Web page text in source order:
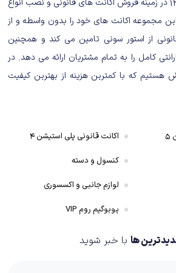
وارز جدای: فالن اوردر را ارزشمند کرده، داستان‌سرایی
حالی است که در نیمه دوم، شاهد روایتی سریع‌تر و
بعد، شخصیت‌پردازی کاراکترهای بازی است. کال
راه‌اندازی کنند.
گذشته و خاطرات بد خود است و در این مسیر،
فعالیت خود را از سال ۱۳۹۸ در زمینه فروش اکانت های قانونی و نصب انواع
مجموعه اکانت های خود را بدون واسطه و از
از استور سونی تامین می کند و همچنین
کامل را به تمام مشتریان ارائه می دهد. در
هستیم که با کمترین هزینه از بهترین کیفیت
اکانت قانونی پلی استیشن ۴
کنسول و دسته
لوازم جانبی و اکسسوری
پوبوگیم روم VIP
ها با خبر شوید